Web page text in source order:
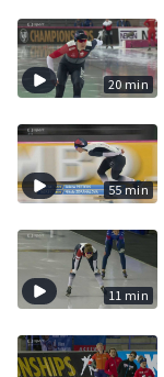
20 min
55 min
11 min